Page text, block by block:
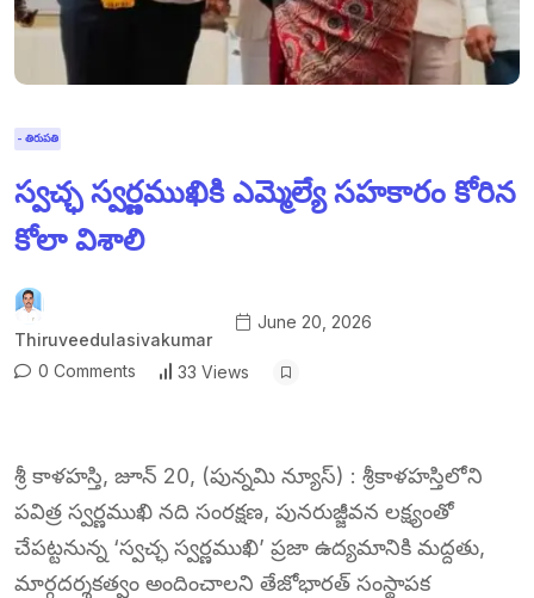
- తిరుపతి
స్వచ్ఛ స్వర్ణముఖికి ఎమ్మెల్యే సహకారం కోరిన
కోలా విశాలి
Thiruveedulasivakumar
June 20, 2026
0 Comments 33 Views
శ్రీ కాళహస్తి, జూన్ 20, (పున్నమి న్యూస్) : శ్రీకాళహస్తిలోని
పవిత్ర స్వర్ణముఖి నది సంరక్షణ, పునరుజ్జీవన లక్ష్యంతో
చేపట్టనున్న ‘స్వచ్ఛ స్వర్ణముఖి’ ప్రజా ఉద్యమానికి మద్దతు,
మార్గదర్శకత్వం అందించాలని తేజోభారత్ సంస్థాపక